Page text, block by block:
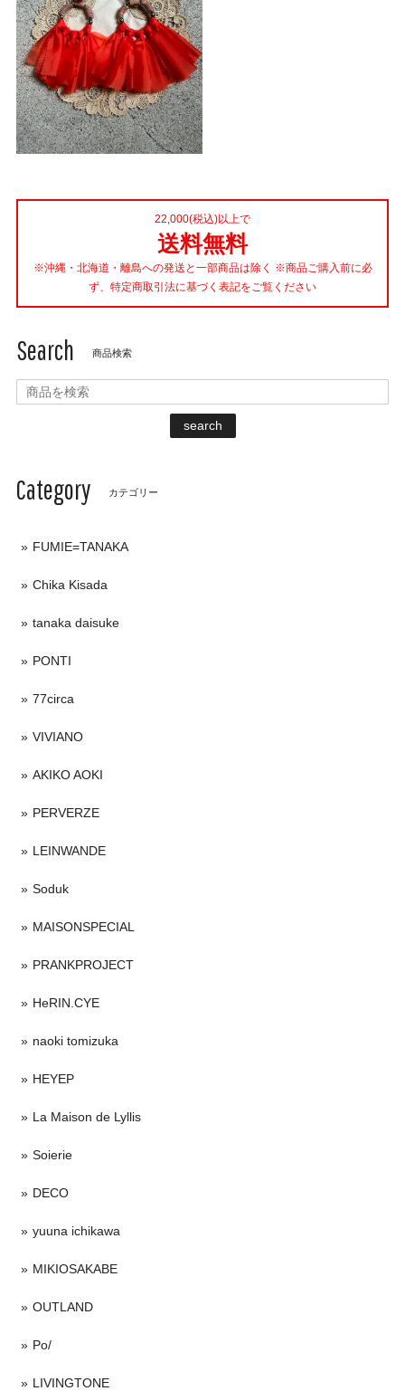
22,000(税込)以上で
送料無料
※沖縄・北海道・離島への発送と一部商品は除く ※商品ご購入前に必
ず、特定商取引法に基づく表記をご覧ください
Search 商品検索
search
Category カテゴリー
FUMIE=TANAKA
Chika Kisada
tanaka daisuke
PONTI
77circa
VIVIANO
AKIKO AOKI
PERVERZE
LEINWANDE
Soduk
MAISONSPECIAL
PRANKPROJECT
HeRIN.CYE
naoki tomizuka
HEYEP
La Maison de Lyllis
Soierie
DECO
yuuna ichikawa
MIKIOSAKABE
OUTLAND
Po/
LIVINGTONE